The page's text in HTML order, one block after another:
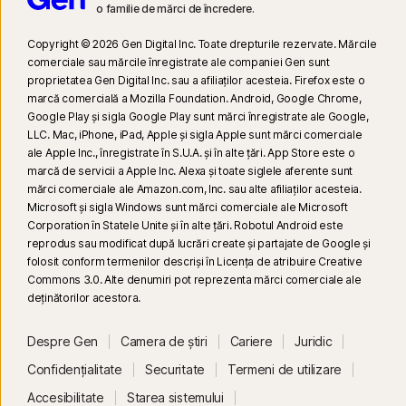
VPN, realizat de PassMark Software, la cererea Gen, în noiembrie 2023.
Pentru a suprima majoritatea alertelor pentru Windows, trebuie să fie
utilizat modul ecran complet.
Protecția automată împotriva deepfake funcționează doar pentru
videoclipuri în limba engleză, pe platformele video/rețelele de socializare
acceptate; pe celelalte platforme, folosiți scanarea manuală. Necesită
Windows 11 sau o versiune ulterioară și un browser acceptat. În plus,
detecția automată necesită un PC AI (CPU de minimum 8 nuclee
Qualcomm sau Intel, 16 GB RAM) sau un PC non-AI (CPU de minimum 6
nuclee de la orice marcă, 16 GB RAM). Pe PC-urile non-AI cu CPU de
minimum 4 nuclee, 8 GB RAM, este disponibilă doar scanarea manuală.
Funcția Protecție împotriva deepfake din asistentul cu AI Norton Genie
este momentan disponibilă cu acces timpuriu. Sunt acceptate doar
o familie de mărci de încredere.
Copyright © 2026 Gen Digital Inc. Toate drepturile rezervate. Mărcile
comerciale sau mărcile înregistrate ale companiei Gen sunt
proprietatea Gen Digital Inc. sau a afiliaților acesteia. Firefox este o
marcă comercială a Mozilla Foundation. Android, Google Chrome,
Google Play și sigla Google Play sunt mărci înregistrate ale Google,
LLC. Mac, iPhone, iPad, Apple și sigla Apple sunt mărci comerciale
ale Apple Inc., înregistrate în S.U.A. și în alte țări. App Store este o
marcă de servicii a Apple Inc. Alexa și toate siglele aferente sunt
mărci comerciale ale Amazon.com, Inc. sau alte afiliaților acesteia.
Microsoft și sigla Windows sunt mărci comerciale ale Microsoft
Corporation în Statele Unite și în alte țări. Robotul Android este
reprodus sau modificat după lucrări create și partajate de Google și
folosit conform termenilor descriși în Licența de atribuire Creative
Commons 3.0. Alte denumiri pot reprezenta mărci comerciale ale
deţinătorilor acestora.
Despre Gen Camera de știri Cariere
Juridic
Confidențialitate
Securitate
Termeni de utilizare
Accesibilitate
Starea sistemului